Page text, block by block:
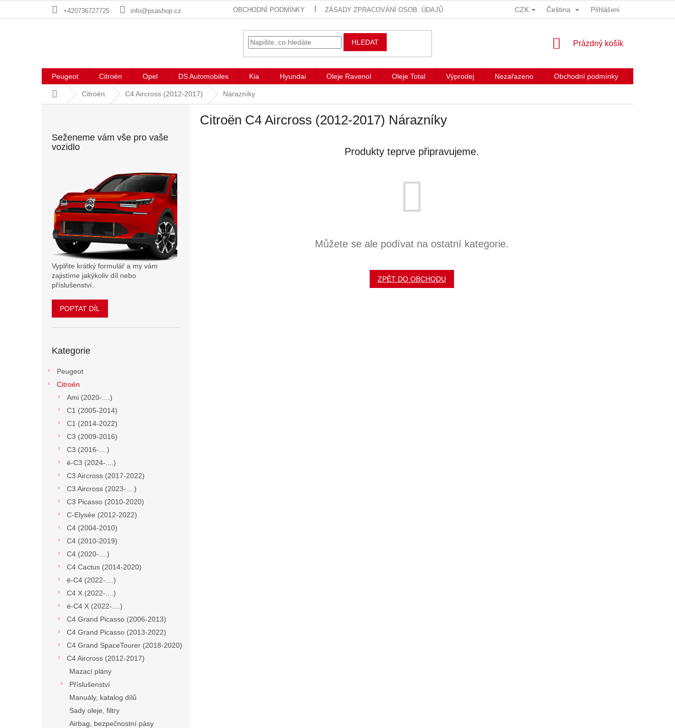
+420736727725 info@psashop.cz OBCHODNÍ PODMÍNKY ZÁSADY ZPRACOVÁNÍ OSOB. ÚDAJŮ CZK Čeština Přihlášení
HLEDAT
NÁKUPNÍ
Prázdný košík
Peugeot Citroën Opel DS Automobiles Kia Hyundai Oleje Ravenol Oleje Total Výprodej Nezařazeno Obchodní podmínky
Domů Citroën C4 Aircross (2012-2017) Nárazníky
Seženeme vám vše pro vaše
vozidlo
Vyplňte krátký formulář a my vám
zajistíme jakýkoliv díl nebo
příslušenství.
POPTAT DÍL
kategorie
Kategorie
Peugeot
Citroën
Ami (2020-....)
C1 (2005-2014)
C1 (2014-2022)
C3 (2009-2016)
C3 (2016-....)
ë-C3 (2024-....)
C3 Aircross (2017-2022)
C3 Aircross (2023-....)
C3 Picasso (2010-2020)
C-Elysée (2012-2022)
C4 (2004-2010)
C4 (2010-2019)
C4 (2020-....)
C4 Cactus (2014-2020)
ë-C4 (2022-....)
C4 X (2022-....)
ë-C4 X (2022-....)
C4 Grand Picasso (2006-2013)
C4 Grand Picasso (2013-2022)
C4 Grand SpaceTourer (2018-2020)
C4 Aircross (2012-2017)
Mazací plány
Příslušenství
Manuály, katalog dílů
Sady oleje, filtry
Airbag, bezpečnostní pásy
Citroën C4 Aircross (2012-2017) Nárazníky
Produkty teprve připravujeme.
Můžete se ale podívat na ostatní kategorie.
ZPĚT DO OBCHODU